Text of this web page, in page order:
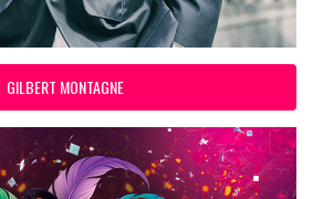
GILBERT MONTAGNE